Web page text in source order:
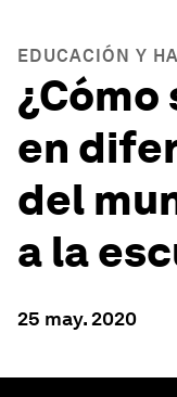
EDUCACIÓN Y
en
del
a la
25 may. 2020